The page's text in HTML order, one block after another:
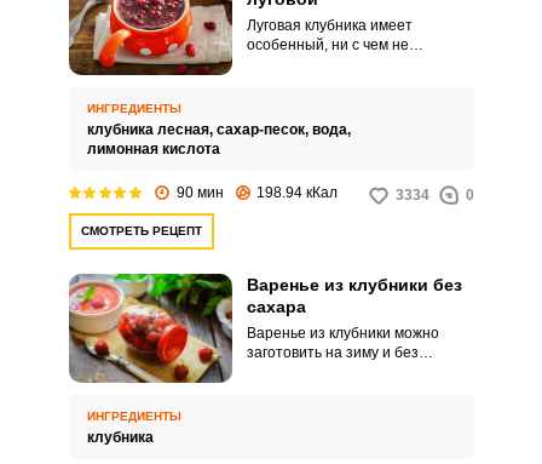
Луговая клубника имеет
особенный, ни с чем не
ИНГРЕДИЕНТЫ
клубника лесная, сахар-песок, вода,
лимонная кислота
90 мин 198.94 кКал 3334 0
СМОТРЕТЬ РЕЦЕПТ
Варенье из клубники без
сахара
Варенье из клубники можно
заготовить на зиму и без
ИНГРЕДИЕНТЫ
клубника
Запомнить меня
ЕЩЕ НЕ ЗАРЕГИСТРИРОВАННЫ?
Забыли пароль?